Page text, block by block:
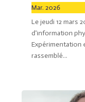
Mar. 2026
Le jeudi 12 mars
d'information
Expérimentation
rassemblé...